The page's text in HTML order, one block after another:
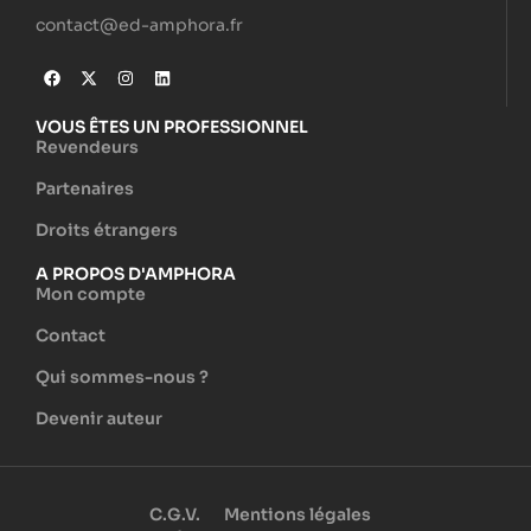
contact@ed-amphora.fr
VOUS ÊTES UN PROFESSIONNEL
Revendeurs
Partenaires
Droits étrangers
A PROPOS D'AMPHORA
Mon compte
Contact
Qui sommes-nous ?
Devenir auteur
C.G.V.
Mentions légales